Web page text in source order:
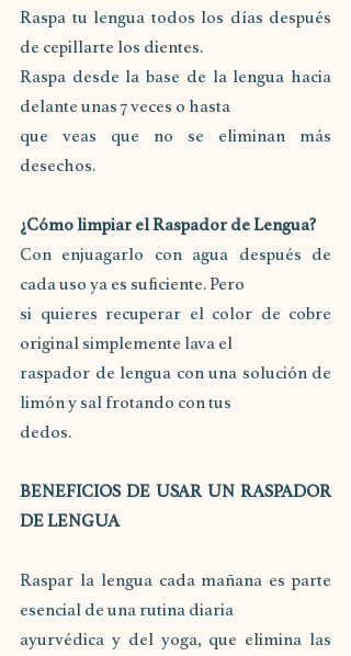
Raspa tu lengua todos los días después
de cepillarte los dientes.
Raspa desde la base de la lengua hacia
delante unas 7 veces o hasta
que veas que no se eliminan más
desechos.
¿Cómo limpiar el Raspador de Lengua?
Con enjuagarlo con agua después de
cada uso ya es suficiente. Pero
si quieres recuperar el color de cobre
original simplemente lava el
raspador de lengua con una solución de
limón y sal frotando con tus
dedos.
BENEFICIOS DE USAR UN RASPADOR
DE LENGUA
Raspar la lengua cada mañana es parte
esencial de una rutina diaria
ayurvédica y del yoga, que elimina las